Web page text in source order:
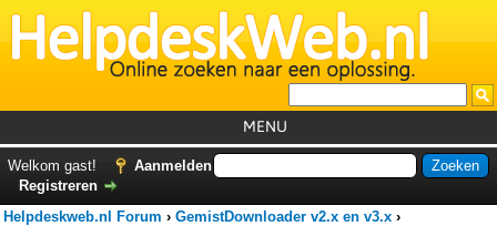
MENU
Welkom gast!
Aanmelden
Registreren
Helpdeskweb.nl Forum › GemistDownloader v2.x en v3.x ›